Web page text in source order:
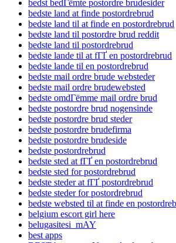
bedst bedГёmte postordre brudesider
bedste land at finde postordrebrud
bedste land til at finde en postordrebrud
bedste land til postordre brud reddit
bedste land til postordrebrud
bedste lande til at fГҐ en postordrebrud
bedste lande til en postordrebrud
bedste mail ordre brude websteder
bedste mail ordre brudewebsted
bedste omdГёmme mail ordre brud
bedste postordre brud nogensinde
bedste postordre brud steder
bedste postordre brudefirma
bedste postordre brudeside
bedste postordrebrud
bedste sted at fГҐ en postordrebrud
bedste sted for postordrebrud
bedste steder at fГҐ postordrebrud
bedste steder for postordrebrud
bedste websted til at finde en
belgium escort girl here
belugasitesi_mAY
best apps